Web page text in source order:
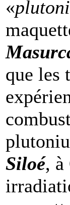
«
que les
Siloé, à